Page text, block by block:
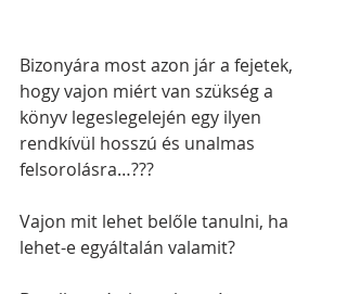
Bizonyára most azon jár a fejetek,
hogy vajon miért van szükség a
könyv legeslegelején egy ilyen
rendkívül hosszú és unalmas
felsorolásra…???
Vajon mit lehet belőle tanulni, ha
lehet-e egyáltalán valamit?